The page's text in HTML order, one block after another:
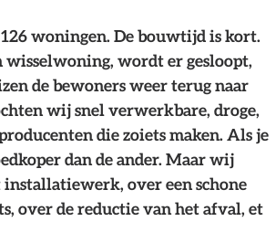
woningen. De bouwtijd is kort.
wisselwoning, wordt er gesloopt,
de bewoners weer terug naar
wij snel verwerkbare, droge,
die zoiets maken. Als je
dan de ander. Maar wij
installatiewerk, over een schone
over de reductie van het afval, et